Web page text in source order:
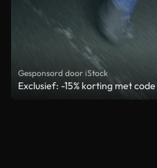
Gesponsord door iStock
Exclusief: -15% korting met code